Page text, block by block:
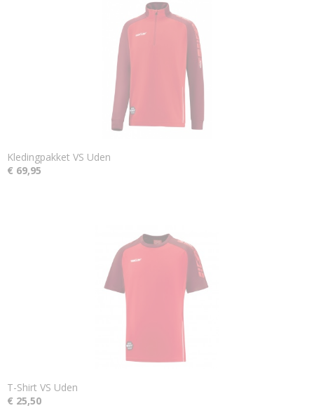
Kledingpakket VS Uden
€ 69,95
T-Shirt VS Uden
€ 25,50